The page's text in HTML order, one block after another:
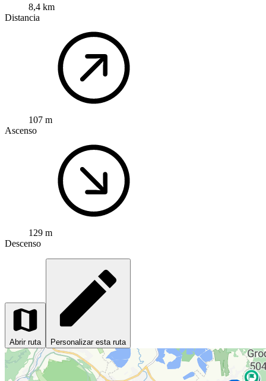
8,4 km
Distancia
107 m
Ascenso
129 m
Descenso
Abrir ruta Personalizar esta ruta